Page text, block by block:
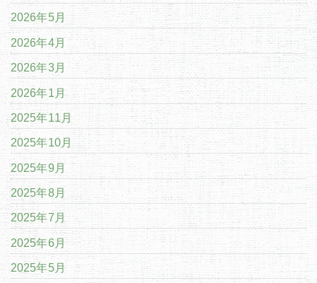
2026年5月
2026年4月
2026年3月
2026年1月
2025年11月
2025年10月
2025年9月
2025年8月
2025年7月
2025年6月
2025年5月